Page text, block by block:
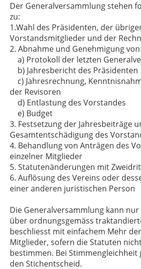
Der Generalversammlung stehen
zu:
1.Wahl des Präsidenten, der
Vorstandsmitglieder und der
2. Abnahme und Genehmigung von:
a) Protokoll der letzten
b) Jahresbericht des Präsidenten
c) Jahresrechnung,
der Revisoren
d) Entlastung des Vorstandes
e) Budget
3. Festsetzung der Jahresbeiträge
Gesamtentschädigung des
4. Behandlung von Anträgen des
einzelner Mitglieder
5. Statutenänderungen mit
6. Auflösung des Vereins oder
einer anderen juristischen Person
Die Generalversammlung kann nur
über ordnungsgemäss
beschliesst mit einfachem Mehr
Mitglieder, sofern die Statuten
bestimmen. Bei
den Stichentscheid.